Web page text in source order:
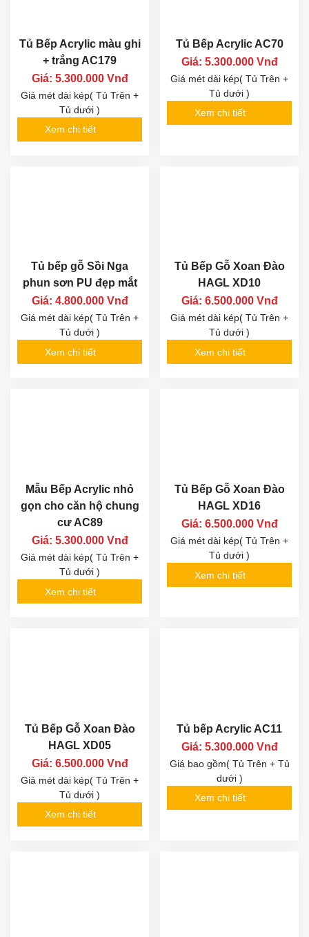
Tủ Bếp Acrylic màu ghi
+ trắng AC179
Giá: 5.300.000 Vnđ
Giá mét dài kép( Tủ Trên +
Tủ dưới )
Xem chi tiết
Tủ Bếp Acrylic AC70
Giá: 5.300.000 Vnđ
Giá mét dài kép( Tủ Trên +
Tủ dưới )
Xem chi tiết
Tủ bếp gỗ Sồi Nga
phun sơn PU đẹp mắt
Giá: 4.800.000 Vnđ
Giá mét dài kép( Tủ Trên +
Tủ dưới )
Xem chi tiết
Tủ Bếp Gỗ Xoan Đào
HAGL XD10
Giá: 6.500.000 Vnđ
Giá mét dài kép( Tủ Trên +
Tủ dưới )
Xem chi tiết
Mẫu Bếp Acrylic nhỏ
gọn cho căn hộ chung
cư AC89
Giá: 5.300.000 Vnđ
Giá mét dài kép( Tủ Trên +
Tủ dưới )
Xem chi tiết
Tủ Bếp Gỗ Xoan Đào
HAGL XD16
Giá: 6.500.000 Vnđ
Giá mét dài kép( Tủ Trên +
Tủ dưới )
Xem chi tiết
Tủ Bếp Gỗ Xoan Đào
HAGL XD05
Giá: 6.500.000 Vnđ
Giá mét dài kép( Tủ Trên +
Tủ dưới )
Xem chi tiết
Tủ bếp Acrylic AC11
Giá: 5.300.000 Vnđ
Giá bao gồm( Tủ Trên + Tủ
dưới )
Xem chi tiết